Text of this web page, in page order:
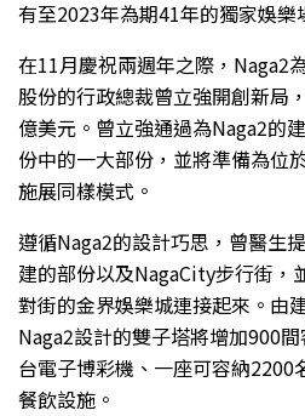
有至2023年為期41年的獨家娛樂
在11月慶祝兩週年之際，Naga2
股份的行政總裁曾立強開創新局
億美元。曾立強通過為Naga2的
份中的一大部份，並將準備為位
施展同樣模式。
遵循Naga2的設計巧思，曾醫生
建的部份以及NagaCity步行街，
對街的金界娛樂城連接起來。由
Naga2設計的雙子塔將增加900
台電子博彩機、一座可容納2200
餐飲設施。